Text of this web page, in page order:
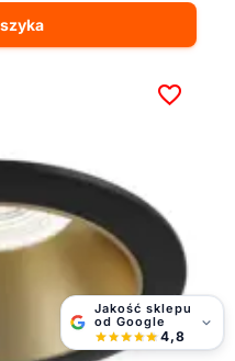
Jakość sklepu
od Google
4,8